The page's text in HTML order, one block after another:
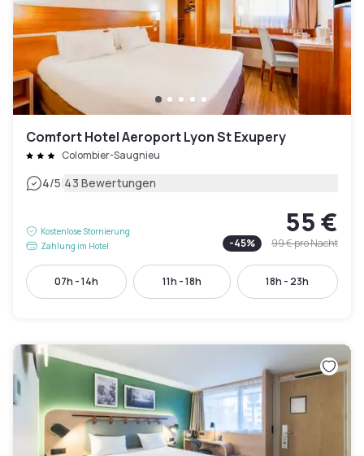
Comfort Hotel Aeroport Lyon St Exupery
Colombier-Saugnieu
4/5|43 Bewertungen
Kostenlose Stornierung
Zahlung im Hotel
55 €
-45% 99 €pro Nacht
07h - 14h 11h - 18h 18h - 23h